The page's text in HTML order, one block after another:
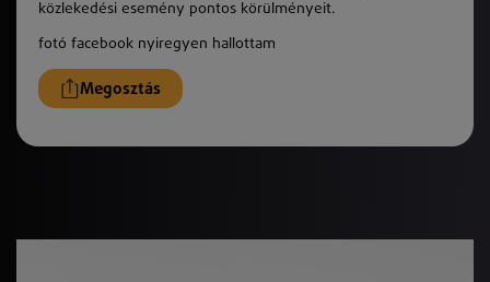
közlekedési esemény pontos körülményeit.
fotó facebook nyiregyen hallottam
Megosztás